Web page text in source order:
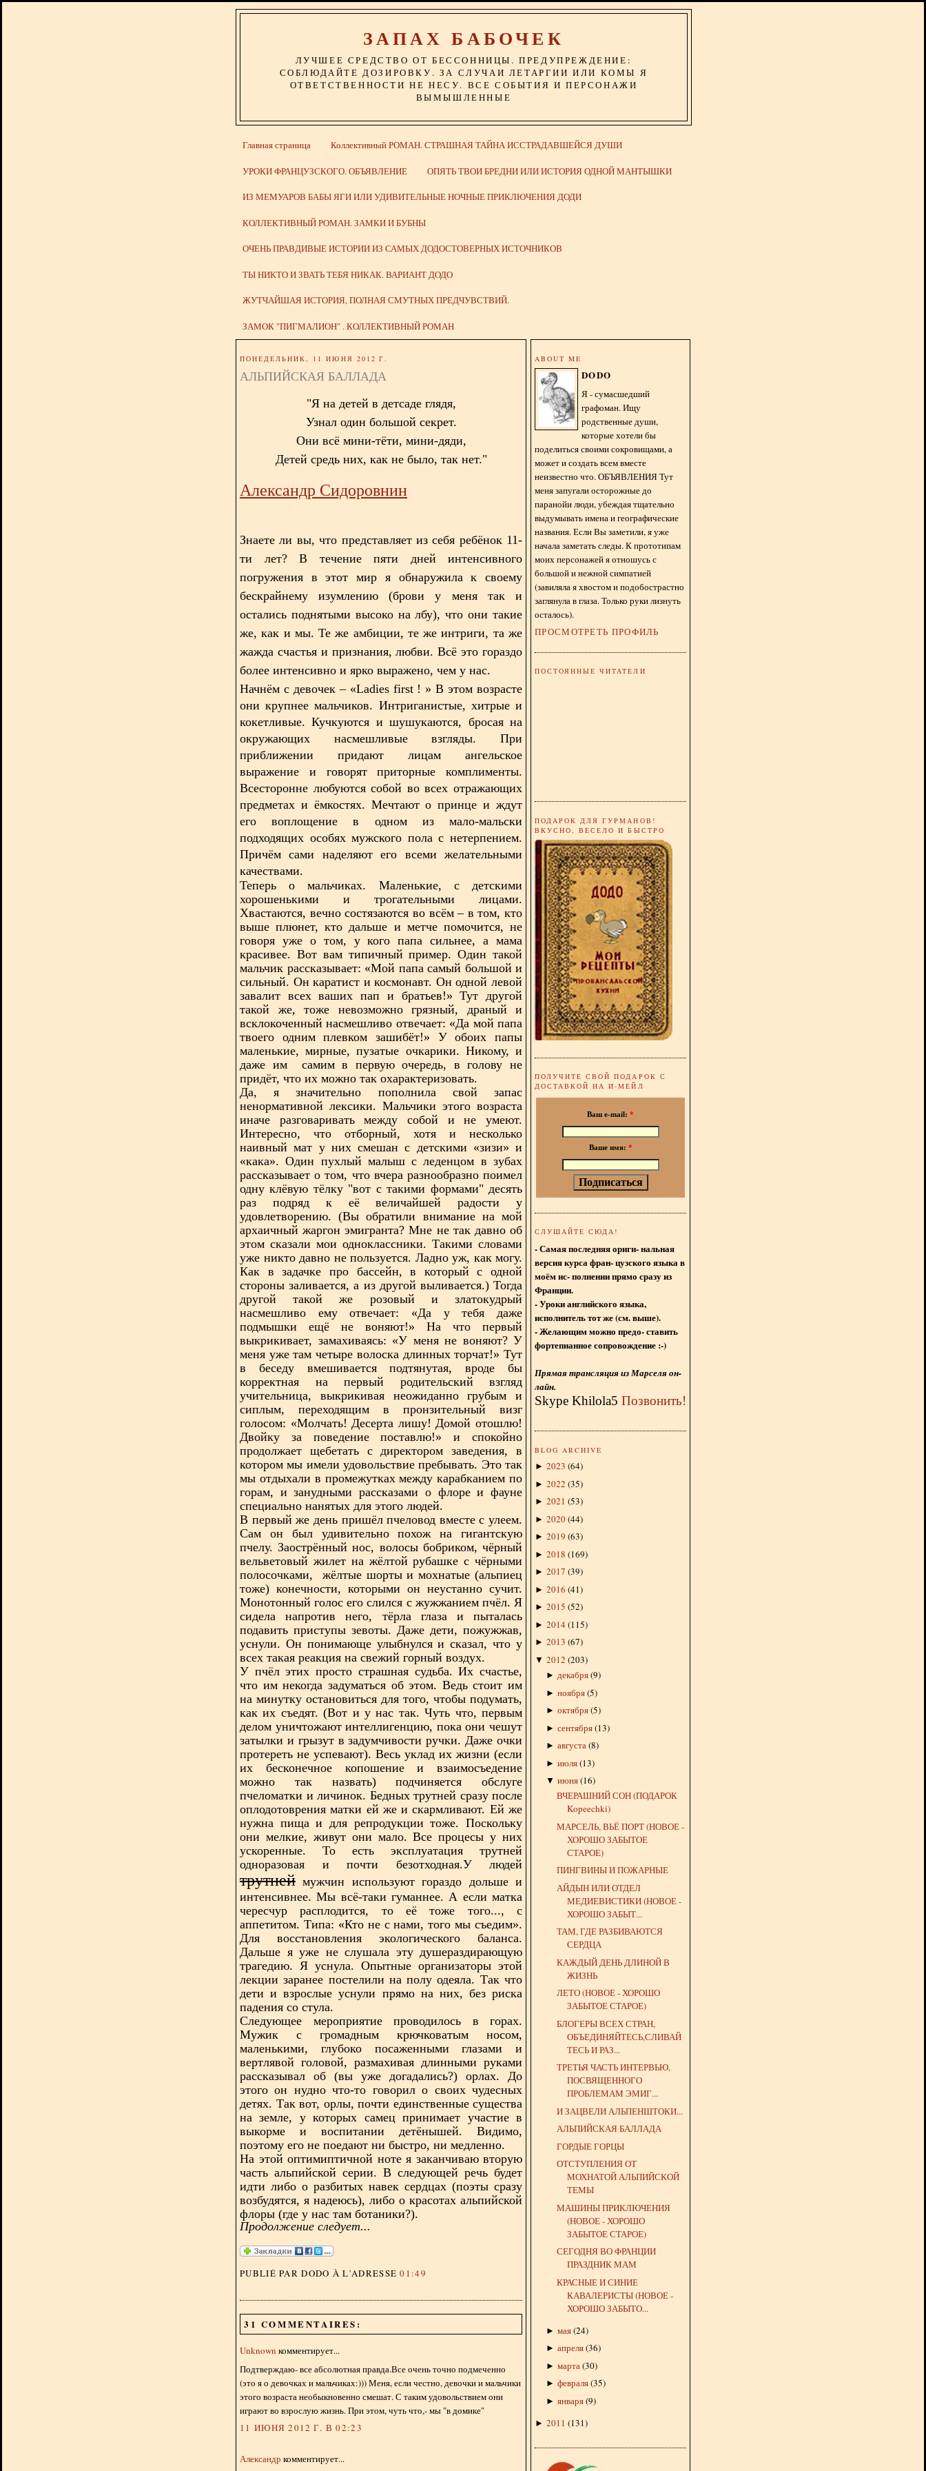
ЗАПАХ БАБОЧЕК
ЛУЧШЕЕ СРЕДСТВО ОТ БЕССОННИЦЫ. ПРЕДУПРЕЖДЕНИЕ:
СОБЛЮДАЙТЕ ДОЗИРОВКУ. ЗА СЛУЧАИ ЛЕТАРГИИ ИЛИ КОМЫ Я
ОТВЕТСТВЕННОСТИ НЕ НЕСУ. ВСЕ СОБЫТИЯ И ПЕРСОНАЖИ
ВЫМЫШЛЕННЫЕ
Главная страница Коллективный РОМАН. СТРАШНАЯ ТАЙНА ИССТРАДАВШЕЙСЯ ДУШИ
УРОКИ ФРАНЦУЗСКОГО. ОБЪЯВЛЕНИЕ ОПЯТЬ ТВОИ БРЕДНИ ИЛИ ИСТОРИЯ ОДНОЙ МАНТЫШКИ
ИЗ МЕМУАРОВ БАБЫ ЯГИ ИЛИ УДИВИТЕЛЬНЫЕ НОЧНЫЕ ПРИКЛЮЧЕНИЯ ДОДИ
КОЛЛЕКТИВНЫЙ РОМАН. ЗАМКИ И БУБНЫ
ОЧЕНЬ ПРАВДИВЫЕ ИСТОРИИ ИЗ САМЫХ ДОДОСТОВЕРНЫХ ИСТОЧНИКОВ
ТЫ НИКТО И ЗВАТЬ ТЕБЯ НИКАК. ВАРИАНТ ДОДО
ЖУТЧАЙШАЯ ИСТОРИЯ, ПОЛНАЯ СМУТНЫХ ПРЕДЧУВСТВИЙ.
ЗАМОК "ПИГМАЛИОН" . КОЛЛЕКТИВНЫЙ РОМАН
ПОНЕДЕЛЬНИК, 11 ИЮНЯ 2012 Г.
АЛЬПИЙСКАЯ БАЛЛАДА
"Я на детей в детсаде глядя,
Узнал один большой секрет.
Они всё мини-тёти, мини-дяди,
Детей средь них, как не было, так нет."
Александр Сидоровнин
Знаете ли вы, что представляет из себя ребёнок 11-
ти лет? В течение пяти дней интенсивного
погружения в этот мир я обнаружила к своему
бескрайнему изумлению (брови у меня так и
остались поднятыми высоко на лбу), что они такие
же, как и мы. Те же амбиции, те же интриги, та же
жажда счастья и признания, любви. Всё это гораздо
более интенсивно и ярко выражено, чем у нас.
Начнём с девочек – «Ladies first ! » В этом возрасте
они крупнее мальчиков. Интриганистые, хитрые и
кокетливые. Кучкуются и шушукаются, бросая на
окружающих насмешливые взгляды. При
приближении придают лицам ангельское
выражение и говорят приторные комплименты.
Всесторонне любуются собой во всех отражающих
предметах и ёмкостях. Мечтают о принце и ждут
его воплощение в одном из мало-мальски
подходящих особях мужского пола с нетерпением.
Причём сами наделяют его всеми желательными
качествами.
Теперь о мальчиках. Маленькие, с детскими
хорошенькими и трогательными лицами.
Хвастаются, вечно состязаются во всём – в том, кто
выше плюнет, кто дальше и метче помочится, не
говоря уже о том, у кого папа сильнее, а мама
красивее. Вот вам типичный пример. Один такой
мальчик рассказывает: «Мой папа самый большой и
сильный. Он каратист и космонавт. Он одной левой
завалит всех ваших пап и братьев!» Тут другой
такой же, тоже невозможно грязный, драный и
всклокоченный насмешливо отвечает: «Да мой папа
твоего одним плевком зашибёт!» У обоих папы
маленькие, мирные, пузатые очкарики. Никому, и
даже им
самим в первую очередь, в голову не
придёт, что их можно так охарактеризовать.
Да, я значительно пополнила свой запас
ненормативной лексики. Мальчики этого возраста
иначе разговаривать между собой и не умеют.
Интересно, что отборный, хотя и несколько
наивный мат у них смешан с детскими «зизи» и
«кака». Один пухлый малыш с леденцом в зубах
рассказывает о том, что вчера разнообразно поимел
одну клёвую тёлку "вот с такими формами" десять
раз подряд к её величайшей радости у
удовлетворению. (Вы обратили внимание на мой
архаичный жаргон эмигранта? Мне не так давно об
этом сказали мои одноклассники. Такими словами
уже никто давно не пользуется. Ладно уж, как могу.
Как в задачке про бассейн, в который с одной
стороны заливается, а из другой выливается.) Тогда
другой такой же розовый и златокудрый
насмешливо ему отвечает: «Да у тебя даже
подмышки ещё не воняют!» На что первый
выкрикивает, замахиваясь: «У меня не воняют? У
меня уже там четыре волоска длинных торчат!» Тут
в беседу вмешивается подтянутая, вроде бы
корректная на первый родительский взгляд
учительница, выкрикивая неожиданно грубым и
сиплым, переходящим в пронзительный визг
голосом: «Молчать! Десерта лишу! Домой отошлю!
Двойку за поведение поставлю!» и спокойно
продолжает щебетать с директором заведения, в
котором мы имели удовольствие пребывать. Это так
мы отдыхали в промежутках между карабканием по
горам, и занудными рассказами о флоре и фауне
специально нанятых для этого людей.
В первый же день пришёл пчеловод вместе с улеем.
Сам он был удивительно похож на гигантскую
пчелу. Заострённый нос, волосы бобриком, чёрный
вельветовый жилет на жёлтой рубашке с чёрными
полосочками,
жёлтые шорты и мохнатые (альпиец
тоже) конечности, которыми он неустанно сучит.
Монотонный голос его слился с жужжанием пчёл. Я
сидела напротив него, тёрла глаза и пыталась
подавить приступы зевоты. Даже дети, пожужжав,
уснули. Он понимающе улыбнулся и сказал, что у
всех такая реакция на свежий горный воздух.
У пчёл этих просто страшная судьба. Их счастье,
что им некогда задуматься об этом. Ведь стоит им
на минутку остановиться для того, чтобы подумать,
как их съедят. (Вот и у нас так. Чуть что, первым
делом уничтожают интеллигенцию, пока они чешут
затылки и грызут в задумчивости ручки. Даже очки
протереть не успевают). Весь уклад их жизни (если
их бесконечное копошение и взаимосъедение
можно так назвать) подчиняется обслуге
пчеломатки и личинок. Бедных трутней сразу после
оплодотоврения матки ей же и скармливают. Ей же
нужна пища и для репродукции тоже. Поскольку
они мелкие, живут они мало. Все процесы у них
ускоренные. То есть эксплуатация трутней
одноразовая и почти безотходная.У людей
трутней мужчин используют гораздо дольше и
интенсивнее. Мы всё-таки гуманнее. А если матка
чересчур расплодится, то её тоже того..., с
аппетитом. Типа: «Кто не с нами, того мы съедим».
Для восстановления экологического баланса.
Дальше я уже не слушала эту душераздирающую
трагедию. Я уснула. Опытные организаторы этой
лекции заранее постелили на полу одеяла. Так что
дети и взрослые уснули прямо на них, без риска
падения со стула.
Следующее мероприятие проводилось в горах.
Мужик с громадным крючковатым носом,
маленькими, глубоко посаженными глазами и
вертлявой головой, размахивая длинными руками
рассказывал об (вы уже догадались?) орлах. До
этого он нудно что-то говорил о своих чудесных
детях. Так вот, орлы, почти единственные существа
на земле, у которых самец принимает участие в
выкорме и воспитании детёнышей. Видимо,
поэтому его не поедают ни быстро, ни медленно.
На этой оптимиптичной ноте я заканчиваю вторую
часть альпийской серии. В следующей речь будет
идти либо о разбитых навек сердцах (поэты сразу
возбудятся, я надеюсь), либо о красотах альпийской
флоры (где у нас там ботаники?).
Продолжение следует...
PUBLIÉ PAR DODO À L'ADRESSE01:49
31 COMMENTAIRES:
Unknown комментирует...
Подтверждаю- все абсолютная правда.Все очень точно подмеченно
(это я о девочках и мальчиках:))) Меня, если честно, девочки и мальчики
этого возраста необыкновенно смешат. С таким удовольствием они
играют во взрослую жизнь. При этом, чуть что,- мы "в домике"
11 ИЮНЯ 2012 Г. В 02:23
Александр комментирует...
ABOUT ME
DODO
Я - сумасшедший
графоман. Ищу
родственные души,
которые хотели бы
поделиться своими сокровищами, а
может и создать всем вместе
неизвестно что. ОБЪЯВЛЕНИЯ Тут
меня запугали осторожные до
паранойи люди, убеждая тщательно
выдумывать имена и географические
названия. Если Вы заметили, я уже
начала заметать следы. К прототипам
моих персонажей я отношусь с
большой и нежной симпатией
(завиляла я хвостом и подобострастно
заглянула в глаза. Только руки лизнуть
осталось).
ПРОСМОТРЕТЬ ПРОФИЛЬ
ПОСТОЯННЫЕ ЧИТАТЕЛИ
ПОДАРОК ДЛЯ ГУРМАНОВ!
ВКУСНО, ВЕСЕЛО И БЫСТРО
ПОЛУЧИТЕ СВОЙ ПОДАРОК С
ДОСТАВКОЙ НА И-МЕЙЛ
Ваш e-mail: *
Ваше имя: *
СЛУШАЙТЕ СЮДА!
- Самая последняя ориги- нальная
версия курса фран- цузского языка в
моём ис- полнении прямо сразу из
Франции.
- Уроки английского языка,
исполнитель тот же (см. выше).
- Желающим можно предо- ставить
фортепианное сопровождение :-)
Прямая трансляция из Марселя он-
лайн.
Skype Khilola5 Позвонить!
BLOG ARCHIVE
► 2023 (64)
► 2022 (35)
► 2021 (53)
► 2020(44)
► 2019 (63)
► 2018 (169)
► 2017 (39)
► 2016 (41)
► 2015 (52)
► 2014 (115)
► 2013 (67)
▼ 2012 (203)
► декабря(9)
► ноября(5)
► октября(5)
► сентября(13)
► августа(8)
► июля(13)
▼ июня(16)
ВЧЕРАШНИЙ СОН (ПОДАРОК
Kopeechki)
МАРСЕЛЬ, ВЬЁ ПОРТ (НОВОЕ -
ХОРОШО ЗАБЫТОЕ
СТАРОЕ)
ПИНГВИНЫ И ПОЖАРНЫЕ
АЙДЫН ИЛИ ОТДЕЛ
МЕДИЕВИСТИКИ (НОВОЕ -
ХОРОШО ЗАБЫТ...
ТАМ, ГДЕ РАЗБИВАЮТСЯ
СЕРДЦА
КАЖДЫЙ ДЕНЬ ДЛИНОЙ В
ЖИЗНЬ
ЛЕТО (НОВОЕ - ХОРОШО
ЗАБЫТОЕ СТАРОЕ)
БЛОГЕРЫ ВСЕХ СТРАН,
ОБЪЕДИНЯЙТЕСЬ,СЛИВАЙ
ТЕСЬ И РАЗ...
ТРЕТЬЯ ЧАСТЬ ИНТЕРВЬЮ,
ПОСВЯЩЕННОГО
ПРОБЛЕМАМ ЭМИГ...
И ЗАЦВЕЛИ АЛЬПЕНШТОКИ...
АЛЬПИЙСКАЯ БАЛЛАДА
ГОРДЫЕ ГОРЦЫ
ОТСТУПЛЕНИЯ ОТ
МОХНАТОЙ АЛЬПИЙСКОЙ
ТЕМЫ
МАШИНЫ ПРИКЛЮЧЕНИЯ
(НОВОЕ - ХОРОШО
ЗАБЫТОЕ СТАРОЕ)
СЕГОДНЯ ВО ФРАНЦИИ
ПРАЗДНИК МАМ
КРАСНЫЕ И СИНИЕ
КАВАЛЕРИСТЫ (НОВОЕ -
ХОРОШО ЗАБЫТО...
► мая(24)
► апреля(36)
► марта(30)
► февраля(35)
► января(9)
► 2011 (131)